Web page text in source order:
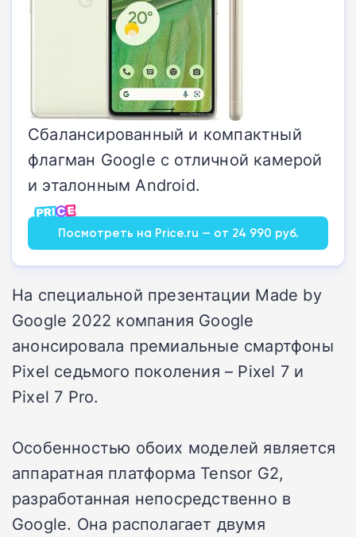
Сбалансированный и компактный
флагман Google с отличной камерой
и эталонным Android.
Посмотреть на Price.ru — от 24 990 руб.
На специальной презентации Made by
Google 2022 компания Google
анонсировала премиальные смартфоны
Pixel седьмого поколения – Pixel 7 и
Pixel 7 Pro.
Особенностью обоих моделей является
аппаратная платформа Tensor G2,
разработанная непосредственно в
Google. Она располагает двумя